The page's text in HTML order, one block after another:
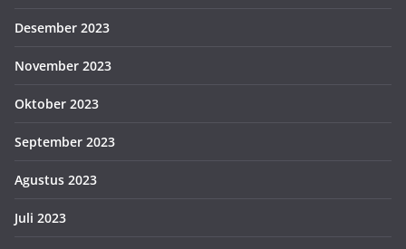
Desember 2023
November 2023
Oktober 2023
September 2023
Agustus 2023
Juli 2023